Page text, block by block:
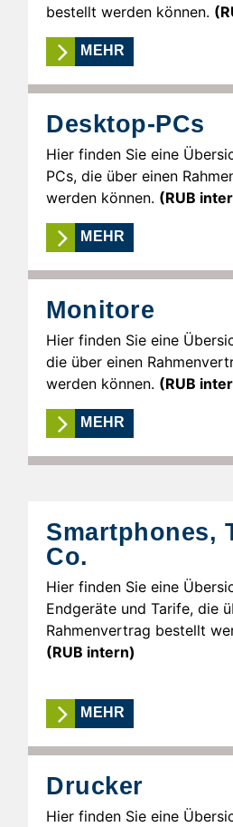
bestellt werden können.
MEHR
Desktop-PCs
Hier finden Sie eine
PCs, die über einen
werden können. (RUB
MEHR
Monitore
Hier finden Sie eine
die über einen
werden können. (RUB
MEHR
Smartphones,
Co.
Hier finden Sie eine
Endgeräte und Tarife, die
Rahmenvertrag bestellt
(RUB intern)
MEHR
Drucker
Hier finden Sie eine